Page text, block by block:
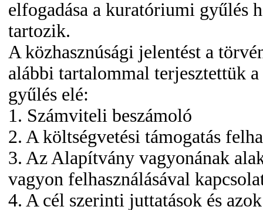
elfogadása a kuratóriumi gyűlés
tartozik.
A közhasznúsági jelentést a
alábbi tartalommal terjesztettük
gyűlés elé:
1. Számviteli beszámoló
2. A költségvetési támogatás
3. Az Alapítvány vagyonának
vagyon felhasználásával
4. A cél szerinti juttatások és azok